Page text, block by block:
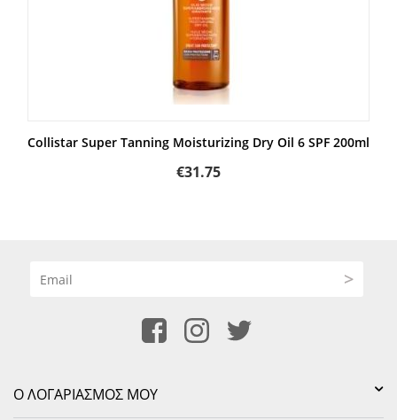
Collistar Super Tanning Moisturizing Dry Oil 6 SPF 200ml
€31.75
>
Ο ΛΟΓΑΡΙΑΣΜΌΣ ΜΟΥ